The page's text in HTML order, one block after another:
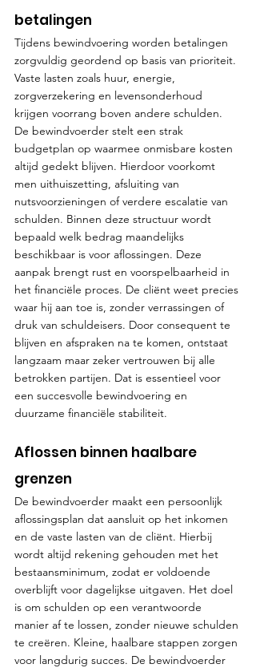
betalingen
Tijdens bewindvoering worden betalingen
zorgvuldig geordend op basis van prioriteit.
Vaste lasten zoals huur, energie,
zorgverzekering en levensonderhoud
krijgen voorrang boven andere schulden.
De bewindvoerder stelt een strak
budgetplan op waarmee onmisbare kosten
altijd gedekt blijven. Hierdoor voorkomt
men uithuiszetting, afsluiting van
nutsvoorzieningen of verdere escalatie van
schulden. Binnen deze structuur wordt
bepaald welk bedrag maandelijks
beschikbaar is voor aflossingen. Deze
aanpak brengt rust en voorspelbaarheid in
het financiële proces. De cliënt weet precies
waar hij aan toe is, zonder verrassingen of
druk van schuldeisers. Door consequent te
blijven en afspraken na te komen, ontstaat
langzaam maar zeker vertrouwen bij alle
betrokken partijen. Dat is essentieel voor
een succesvolle bewindvoering en
duurzame financiële stabiliteit.
Aflossen binnen haalbare
grenzen
De bewindvoerder maakt een persoonlijk
aflossingsplan dat aansluit op het inkomen
en de vaste lasten van de cliënt. Hierbij
wordt altijd rekening gehouden met het
bestaansminimum, zodat er voldoende
overblijft voor dagelijkse uitgaven. Het doel
is om schulden op een verantwoorde
manier af te lossen, zonder nieuwe schulden
te creëren. Kleine, haalbare stappen zorgen
voor langdurig succes. De bewindvoerder